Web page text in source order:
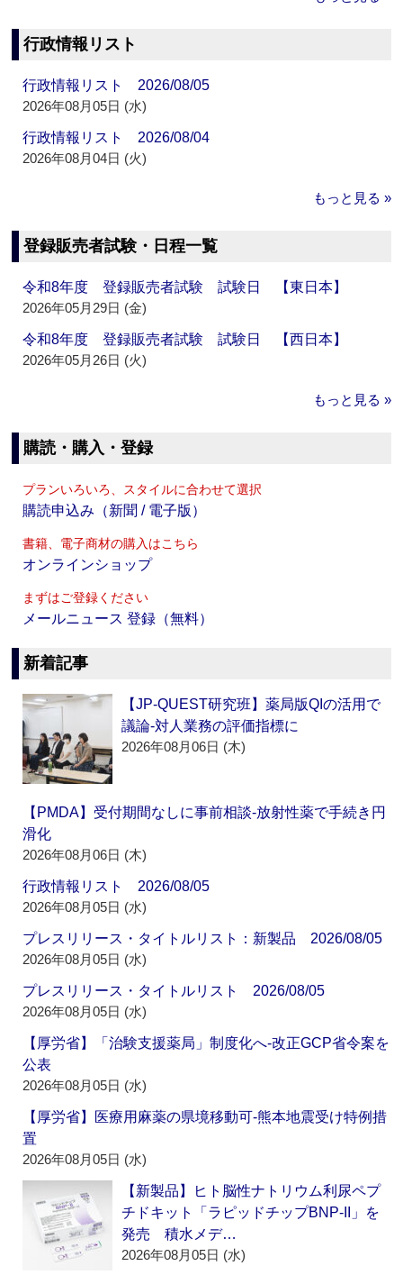
行政情報リスト
行政情報リスト 2026/08/05
2026年08月05日 (水)
行政情報リスト 2026/08/04
2026年08月04日 (火)
もっと見る »
登録販売者試験・日程一覧
令和8年度 登録販売者試験 試験日 【東日本】
2026年05月29日 (金)
令和8年度 登録販売者試験 試験日 【西日本】
2026年05月26日 (火)
もっと見る »
購読・購入・登録
プランいろいろ、スタイルに合わせて選択
購読申込み（新聞 / 電子版）
書籍、電子商材の購入はこちら
オンラインショップ
まずはご登録ください
メールニュース 登録（無料）
新着記事
【JP-QUEST研究班】薬局版QIの活用で
議論‐対人業務の評価指標に
2026年08月06日 (木)
【PMDA】受付期間なしに事前相談‐放射性薬で手続き円
滑化
2026年08月06日 (木)
行政情報リスト 2026/08/05
2026年08月05日 (水)
プレスリリース・タイトルリスト：新製品 2026/08/05
2026年08月05日 (水)
プレスリリース・タイトルリスト 2026/08/05
2026年08月05日 (水)
【厚労省】「治験支援薬局」制度化へ‐改正GCP省令案を
公表
2026年08月05日 (水)
【厚労省】医療用麻薬の県境移動可‐熊本地震受け特例措
置
2026年08月05日 (水)
【新製品】ヒト脳性ナトリウム利尿ペプ
チドキット「ラピッドチップBNP-II」を
発売 積水メデ…
2026年08月05日 (水)